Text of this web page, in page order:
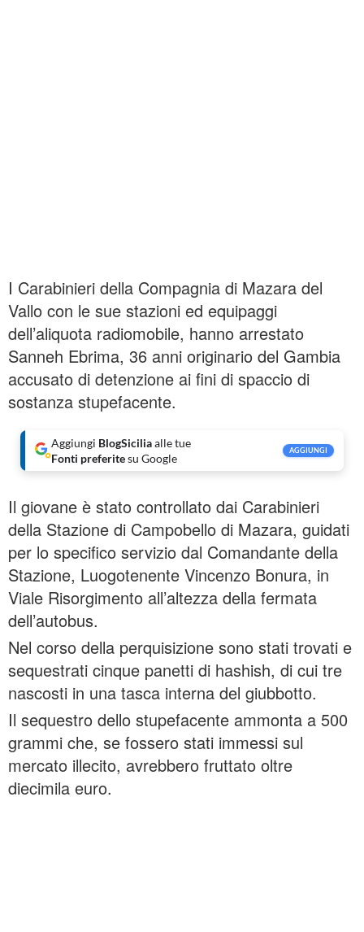
I Carabinieri della Compagnia di Mazara del
Vallo con le sue stazioni ed equipaggi
dell’aliquota radiomobile, hanno arrestato
Sanneh Ebrima, 36 anni originario del Gambia
accusato di detenzione ai fini di spaccio di
sostanza stupefacente.
Aggiungi BlogSiciliaalle tue
Fonti preferitesu Google
AGGIUNGI
Il giovane è stato controllato dai Carabinieri
della Stazione di Campobello di Mazara, guidati
per lo specifico servizio dal Comandante della
Stazione, Luogotenente Vincenzo Bonura, in
Viale Risorgimento all’altezza della fermata
dell’autobus.
Nel corso della perquisizione sono stati trovati e
sequestrati cinque panetti di hashish, di cui tre
nascosti in una tasca interna del giubbotto.
Il sequestro dello stupefacente ammonta a 500
grammi che, se fossero stati immessi sul
mercato illecito, avrebbero fruttato oltre
diecimila euro.